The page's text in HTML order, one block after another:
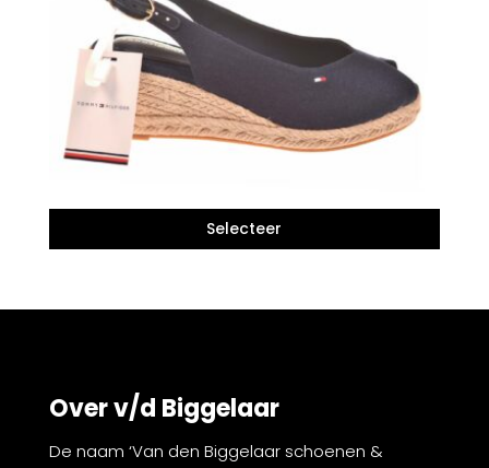
Over v/d Biggelaar
De naam ‘Van den Biggelaar schoenen &